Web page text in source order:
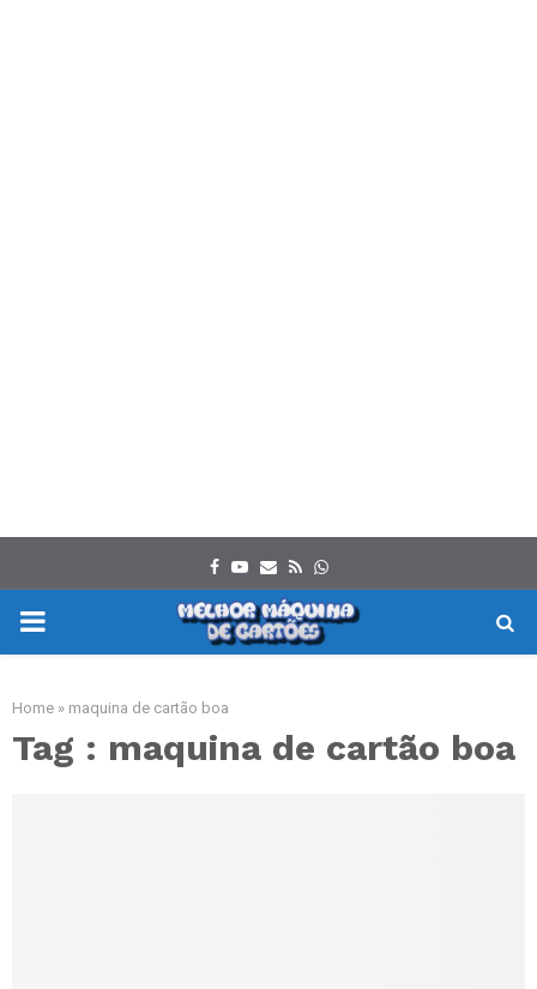
Facebook
Youtube
Email
RssWhatsapp
PRIMARY
Home » maquina de cartão boa
Tag : maquina de cartão boa